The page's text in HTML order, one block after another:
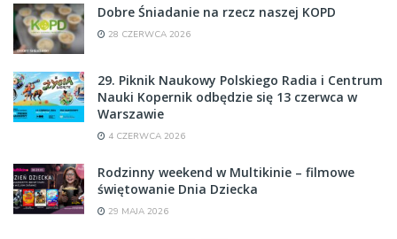
Dobre Śniadanie na rzecz naszej KOPD
28 CZERWCA 2026
29. Piknik Naukowy Polskiego Radia i Centrum
Nauki Kopernik odbędzie się 13 czerwca w
Warszawie
4 CZERWCA 2026
Rodzinny weekend w Multikinie – filmowe
świętowanie Dnia Dziecka
29 MAJA 2026